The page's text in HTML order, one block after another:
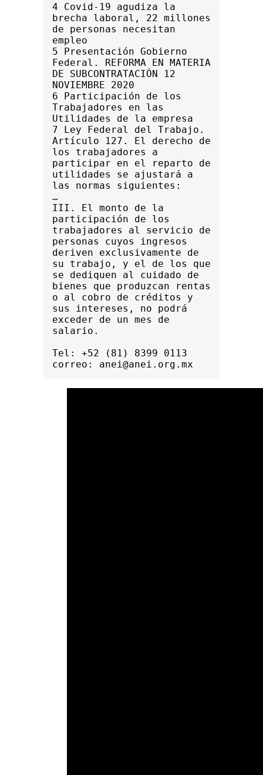
4 Covid-19 agudiza la
brecha laboral, 22 millones
de personas necesitan
empleo
5 Presentación Gobierno
Federal. REFORMA EN MATERIA
DE SUBCONTRATACIÓN 12
NOVIEMBRE 2020
6 Participación de los
Trabajadores en las
Utilidades de la empresa
7 Ley Federal del Trabajo.
Artículo 127. El derecho de
los trabajadores a
participar en el reparto de
utilidades se ajustará a
las normas siguientes:
…
III. El monto de la
participación de los
trabajadores al servicio de
personas cuyos ingresos
deriven exclusivamente de
su trabajo, y el de los que
se dediquen al cuidado de
bienes que produzcan rentas
o al cobro de créditos y
sus intereses, no podrá
exceder de un mes de
salario.
Tel: +52 (81) 8399 0113
correo: anei@anei.org.mx